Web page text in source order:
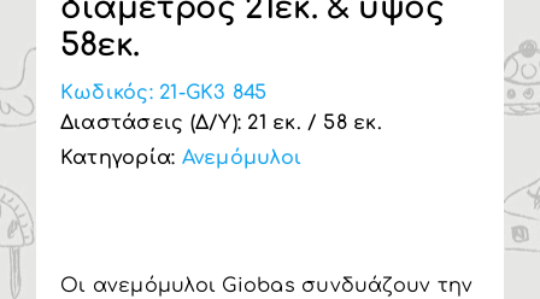
διάμετρος 21εκ. & ύψος
58εκ.
Κωδικός: 21-GK3 845
Διαστάσεις (Δ/Υ): 21 εκ. / 58 εκ.
Κατηγορία: Ανεμόμυλοι
Οι ανεμόμυλοι Giobas συνδυάζουν την